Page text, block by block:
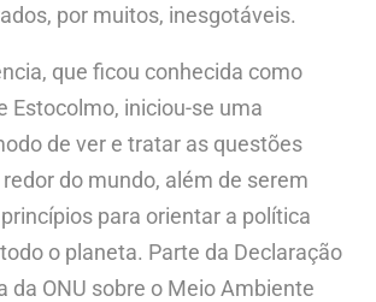
por muitos, inesgotáveis.
que ficou conhecida como
Estocolmo, iniciou-se uma
de ver e tratar as questões
do mundo, além de serem
para orientar a política
o planeta. Parte da Declaração
da ONU sobre o Meio Ambiente